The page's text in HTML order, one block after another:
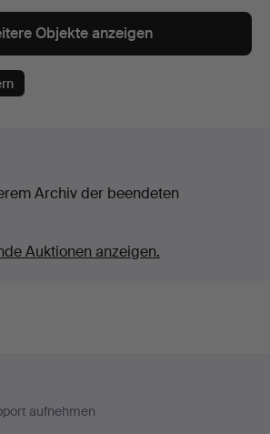
Objekte anzeigen
Archiv der beendeten
Auktionen anzeigen.
aufnehmen